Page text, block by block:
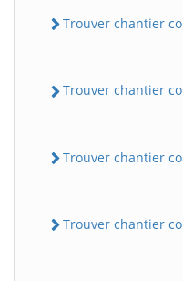
Trouver chantier
Trouver chantier
Trouver chantier
Trouver chantier